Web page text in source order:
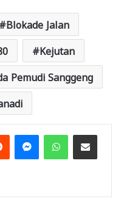
Blokade Jalan
Kejutan
Pemudi Sanggeng
Reddit MessengerWhatsAppShare via Email